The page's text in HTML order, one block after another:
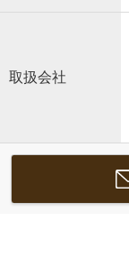
取扱会社